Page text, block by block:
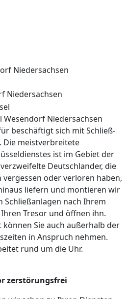
Niedersachsen
Niedersachsen
Wesendorf Niedersachsen
beschäftigt sich mit Schließ-
Die meistverbreitete
ist im Gebiet der
Deutschlander, die
oder verloren haben,
liefern und montieren wir
Schließanlagen nach Ihrem
Tresor und öffnen ihn.
können Sie auch außerhalb der
in Anspruch nehmen.
rund um die Uhr.
zerstörungsfrei